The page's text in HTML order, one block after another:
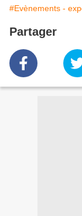
#Evènements -
Partager